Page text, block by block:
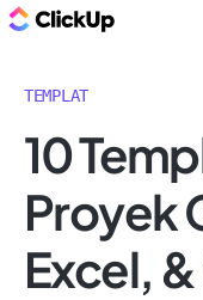
TEMPLAT
10
Proyek
Excel,